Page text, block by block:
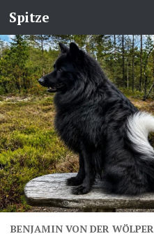
Spitze
BENJAMIN VON DER